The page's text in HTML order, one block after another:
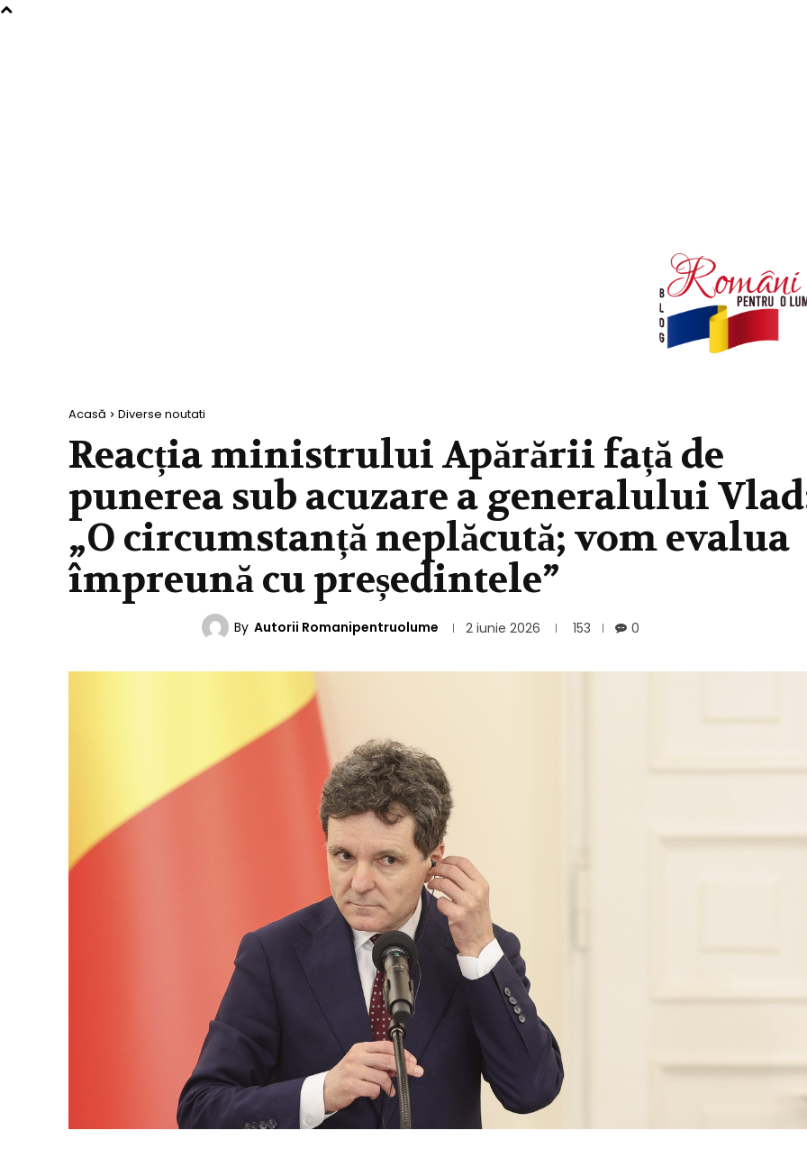
Acasă Diverse noutati
Reacția ministrului Apărării față de
punerea sub acuzare a generalului
„O circumstanță neplăcută; vom evalua
împreună cu președintele”
By Autorii Romanipentruolume 2 iunie 2026 153 0